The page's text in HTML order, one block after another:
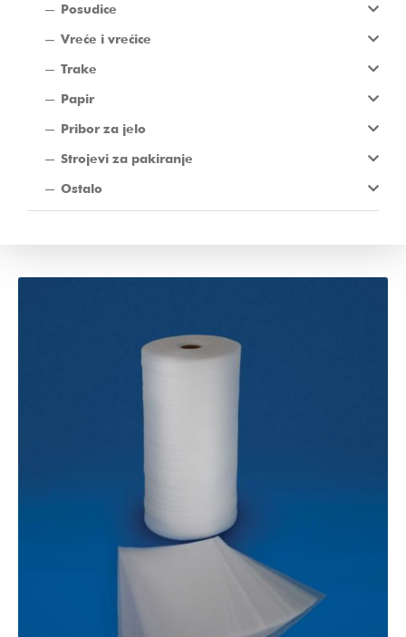
Posudice
Vreće i vrećice
Trake
Papir
Pribor za jelo
Strojevi za pakiranje
Ostalo